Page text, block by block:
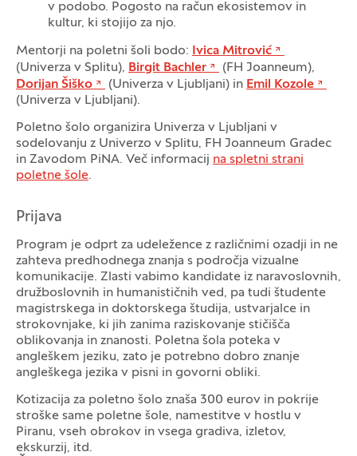
v podobo. Pogosto na račun ekosistemov in
kultur, ki stojijo za njo.
Mentorji na poletni šoli bodo:
Ivica Mitrović
(Univerza v Splitu), Birgit Bachler
(FH Joanneum),
Dorijan Šiško
(Univerza v Ljubljani) in Emil Kozole
(Univerza v Ljubljani).
Poletno šolo organizira Univerza v Ljubljani v
sodelovanju z Univerzo v Splitu, FH Joanneum Gradec
in Zavodom PiNA. Več informacij na spletni strani
poletne šole.
Prijava
Program je odprt za udeležence z različnimi ozadji in ne
zahteva predhodnega znanja s področja vizualne
komunikacije. Zlasti vabimo kandidate iz naravoslovnih,
družboslovnih in humanističnih ved, pa tudi študente
magistrskega in doktorskega študija, ustvarjalce in
strokovnjake, ki jih zanima raziskovanje stičišča
oblikovanja in znanosti. Poletna šola poteka v
angleškem jeziku, zato je potrebno dobro znanje
angleškega jezika v pisni in govorni obliki.
Kotizacija za poletno šolo znaša 300 eurov in pokrije
stroške same poletne šole, namestitve v hostlu v
Piranu, vseh obrokov in vsega gradiva, izletov,
ekskurzij, itd.